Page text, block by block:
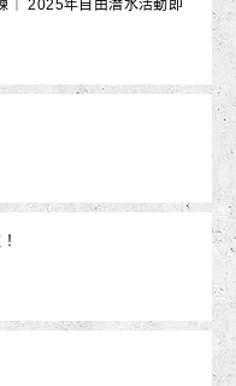
｜ 2025年自由潛水活動即